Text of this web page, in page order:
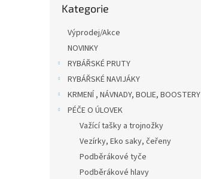
kategorie
Kategorie
Výprodej/Akce
NOVINKY
RYBÁŘSKÉ PRUTY
RYBÁŘSKÉ NAVIJÁKY
KRMENÍ , NÁVNADY, BOLIE, BOOSTERY
PÉČE O ÚLOVEK
Važící tašky a trojnožky
Vezírky, Eko saky, čeřeny
Podběrákové tyče
Podběrákové hlavy